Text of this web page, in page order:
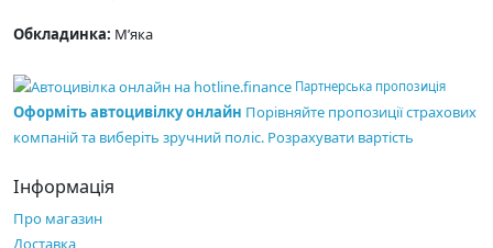
Обкладинка: М’яка
Партнерська пропозиція
Оформіть автоцивілку онлайн Порівняйте пропозиції страхових
компаній та виберіть зручний поліс. Розрахувати вартість
Інформація
Про магазин
Доставка